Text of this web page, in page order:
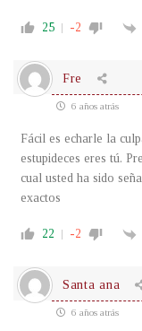
25 -2
Fre
6 años atrás
Fácil es echarle la
estupideces eres tú.
cual usted ha sido
exactos
22 -2
Santa ana
6 años atrás